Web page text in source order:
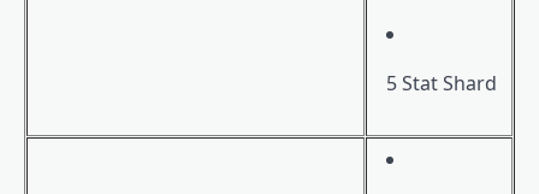
5 Stat Shard